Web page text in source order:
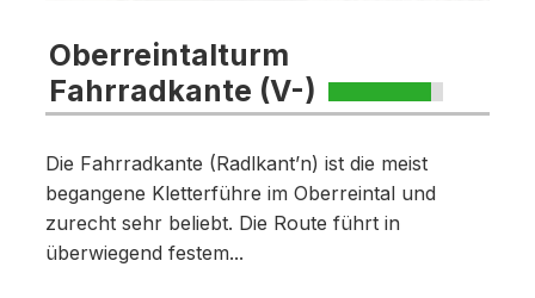
Oberreintalturm
Fahrradkante (V-)
Die Fahrradkante (Radlkant’n) ist die meist
begangene Kletterführe im Oberreintal und
zurecht sehr beliebt. Die Route führt in
überwiegend festem...